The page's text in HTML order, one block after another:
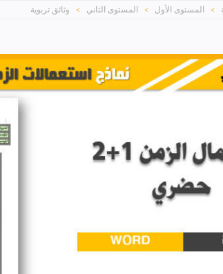
> المستوى الأول > المستوى الثاني > وثائق تربوية